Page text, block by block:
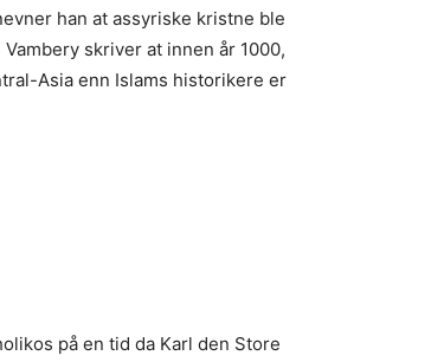
han at assyriske kristne ble
skriver at innen år 1000,
Asia enn Islams historikere er
på en tid da Karl den Store